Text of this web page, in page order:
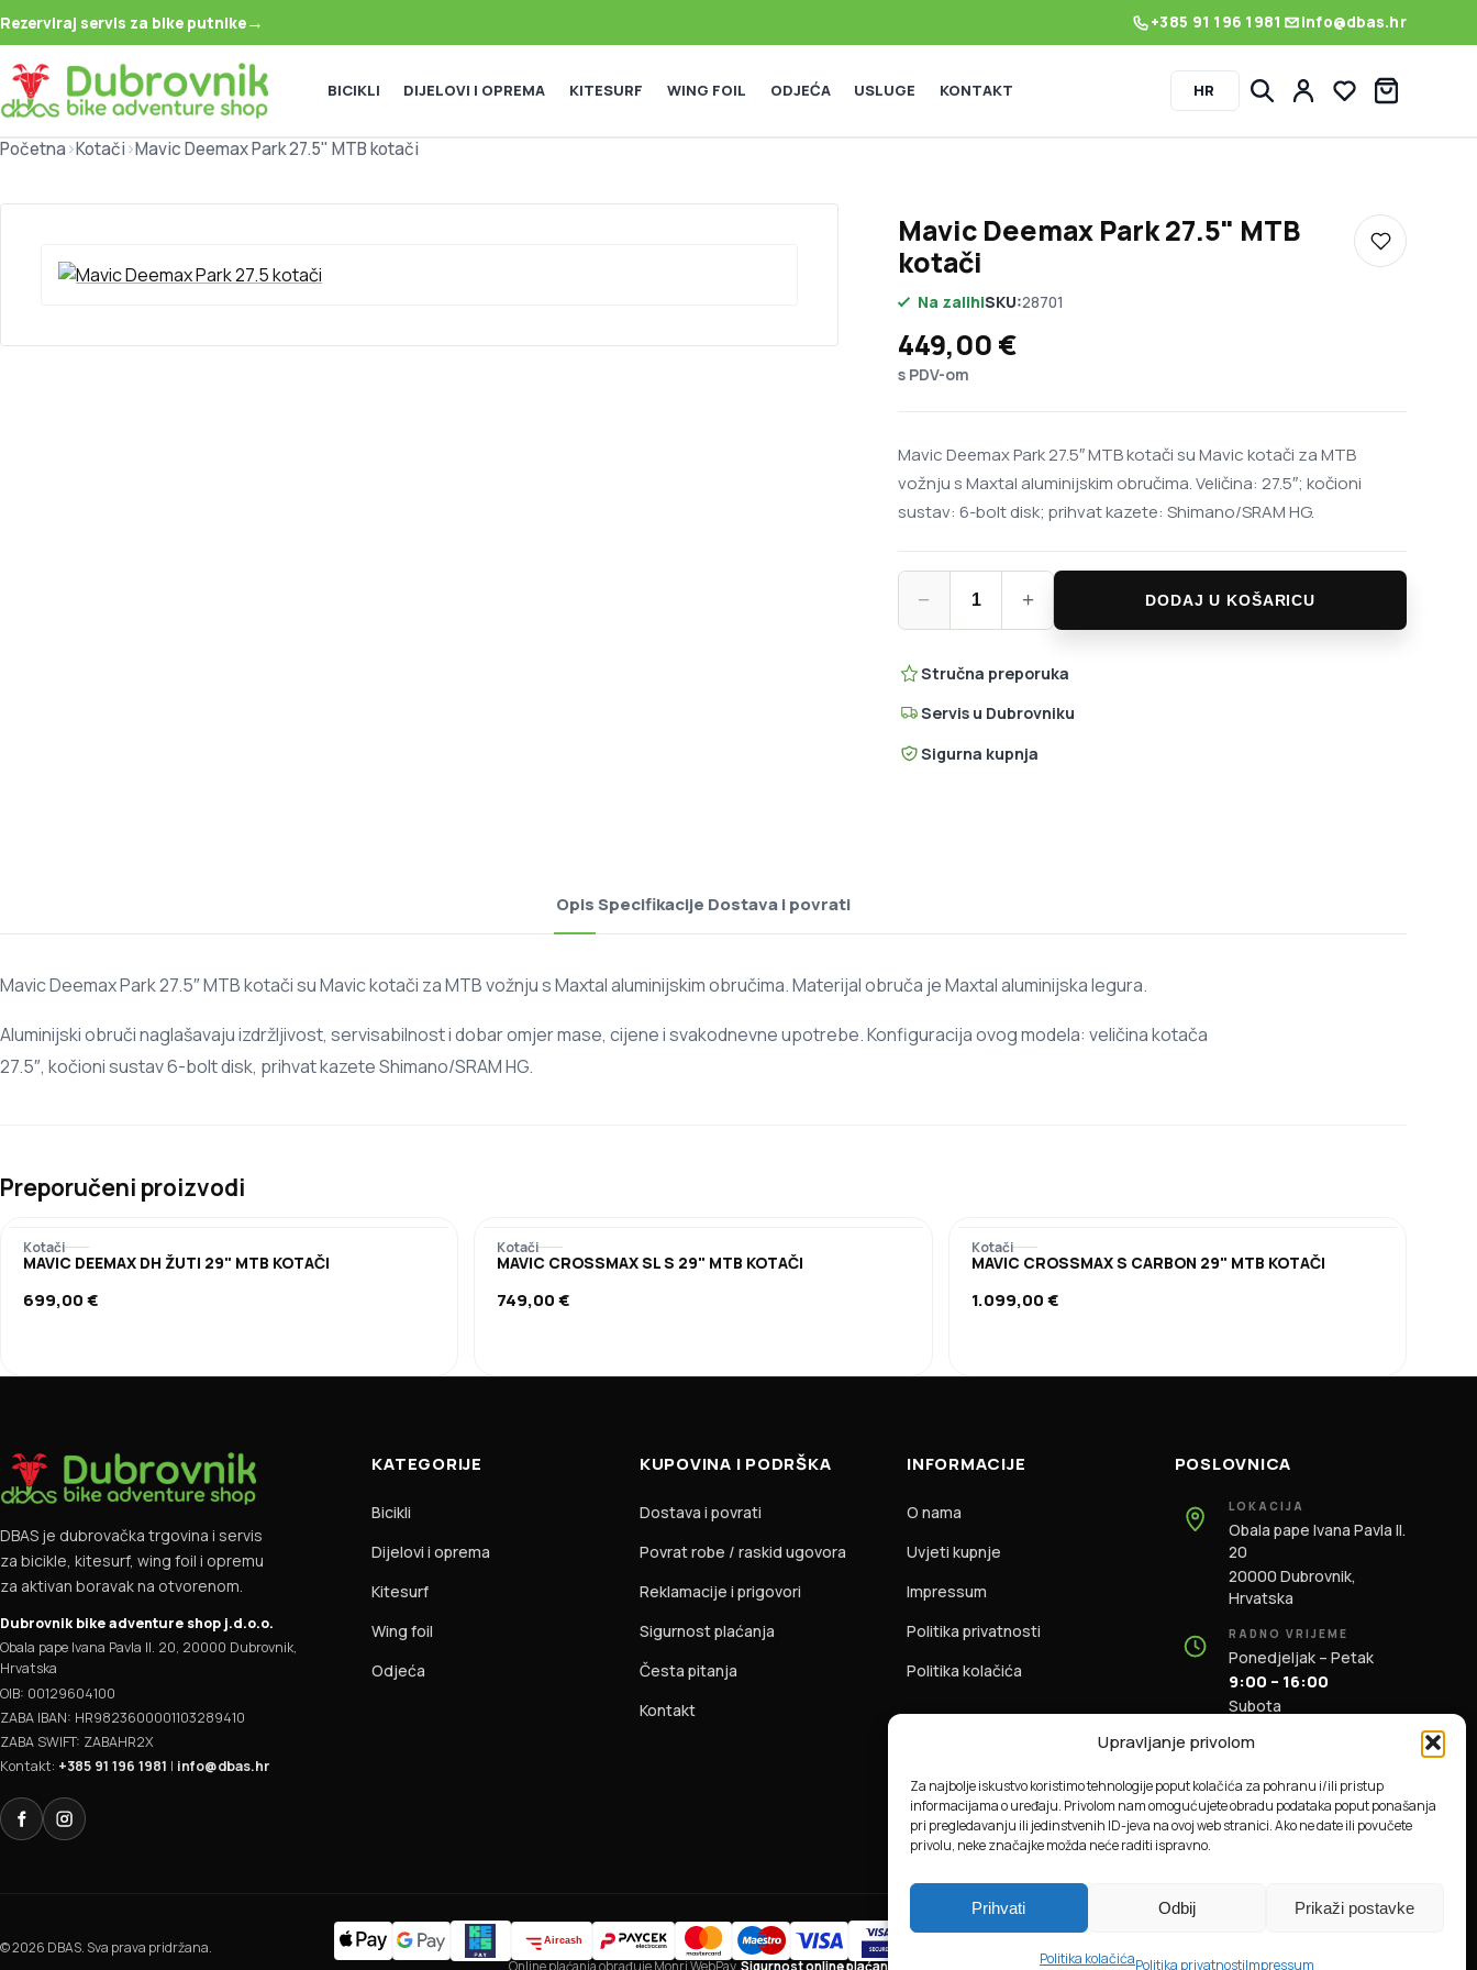
Upravljanje privolom
Za najbolje iskustvo koristimo tehnologije poput kolačića za pohranu i/ili pristup
informacijama o uređaju. Privolom nam omogućujete obradu podataka poput ponašanja
pri pregledavanju ili jedinstvenih ID-jeva na ovoj web stranici. Ako ne date ili povučete
privolu, neke značajke možda neće raditi ispravno.
Prihvati Odbij Prikaži postavke
Politika kolačićaPolitika privatnostiImpressum
Rezerviraj servis za bike putnike→ +385 91 196 1981 info@dbas.hr
HR Lista želja
BICIKLI DIJELOVI I OPREMA KITESURF WING FOIL ODJEĆA USLUGE KONTAKT
Početna>Kotači>Mavic Deemax Park 27.5" MTB kotači
Mavic Deemax Park 27.5" MTB
kotači
Dodaj u
Na zalihiSKU:28701
449,00 €
s PDV-om
Mavic Deemax Park 27.5″ MTB kotači su Mavic kotači za MTB
vožnju s Maxtal aluminijskim obručima. Veličina: 27.5″; kočioni
sustav: 6-bolt disk; prihvat kazete: Shimano/SRAM HG.
−
Mavic Deemax Park 27.5" MTB kotači količina
+ DODAJ U KOŠARICU
Stručna preporuka
Servis u Dubrovniku
Sigurna kupnja
OpisSpecifikacije Dostava i povrati
Mavic Deemax Park 27.5″ MTB kotači su Mavic kotači za MTB vožnju s Maxtal aluminijskim obručima. Materijal obruča je Maxtal aluminijska legura.
Aluminijski obruči naglašavaju izdržljivost, servisabilnost i dobar omjer mase, cijene i svakodnevne upotrebe. Konfiguracija ovog modela: veličina kotača
27.5″, kočioni sustav 6-bolt disk, prihvat kazete Shimano/SRAM HG.
Preporučeni proizvodi
Kotači
MAVIC DEEMAX DH ŽUTI 29" MTB KOTAČI
699,00€
Kotači
MAVIC CROSSMAX SL S 29" MTB KOTAČI
749,00€
Kotači
MAVIC CROSSMAX S CARBON 29" MTB KOTAČI
1.099,00€
DBAS je dubrovačka trgovina i servis
za bicikle, kitesurf, wing foil i opremu
za aktivan boravak na otvorenom.
Dubrovnik bike adventure shop j.d.o.o.
Obala pape Ivana Pavla II. 20, 20000 Dubrovnik,
Hrvatska
OIB: 00129604100
ZABA IBAN: HR9823600001103289410
ZABA SWIFT: ZABAHR2X
Kontakt: +385 91 196 1981 | info@dbas.hr
FacebookInstagram
KATEGORIJE
Bicikli
Dijelovi i oprema
Kitesurf
Wing foil
Odjeća
KUPOVINA I PODRŠKA
Dostava i povrati
Povrat robe / raskid ugovora
Reklamacije i prigovori
Sigurnost plaćanja
Česta pitanja
Kontakt
INFORMACIJE
O nama
Uvjeti kupnje
Impressum
Politika privatnosti
Politika kolačića
POSLOVNICA
LOKACIJA
Obala pape Ivana Pavla II.
20
20000 Dubrovnik,
Hrvatska
RADNO VRIJEME
Ponedjeljak – Petak
9:00 – 16:00
Subota
+385 91 196 1981
info@dbas.hr
© 2026 DBAS. Sva prava pridržana.
Online plaćanja obrađuje Monri WebPay. Sigurnost online plaćanja